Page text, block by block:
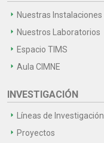
Nuestras Instalaciones
Nuestros Laboratorios
Espacio TIMS
Aula CIMNE
INVESTIGACIÓN
Líneas de Investigación
Proyectos